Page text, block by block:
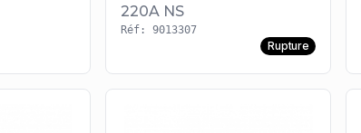
220A NS
Réf: 9013307
Rupture